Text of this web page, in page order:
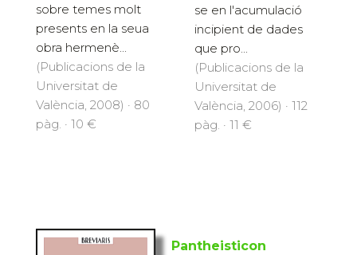
sobre temes molt
presents en la seua
obra hermenè...
(Publicacions de la
Universitat de
València, 2008) · 80
pàg. · 10 €
se en l'acumulació
incipient de dades
que pro...
(Publicacions de la
Universitat de
València, 2006) · 112
pàg. · 11 €
Pantheisticon